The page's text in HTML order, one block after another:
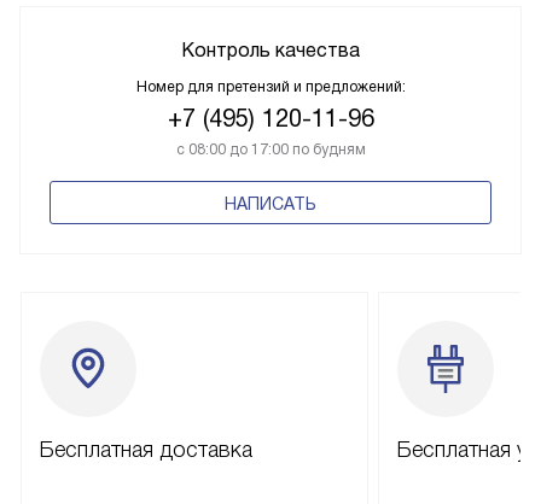
Контроль качества
Номер для претензий и предложений:
+7 (495) 120-11-96
с 08:00 до 17:00 по будням
НАПИСАТЬ
Бесплатная доставка Бесплатная